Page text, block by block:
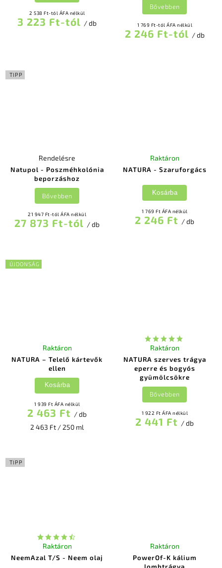
2 538 Ft-tól ÁFA nélkül
3 223 Ft-tól / db 1 769 Ft-tól ÁFA nélkül
2 246 Ft-tól / db
Bővebben
TIPP
Natupol - Poszméhkolónia
beporzáshoz
Rendelésre
21 947 Ft-tól ÁFA nélkül
27 873 Ft-tól / db
Bővebben
NATURA - Szaruforgács
Raktáron
1 769 Ft ÁFA nélkül
2 246 Ft / db
Kosárba
ÚJDONSÁG
NATURA – Telelő kártevők
ellen
Raktáron
1 939 Ft ÁFA nélkül
2 463 Ft / db
2 463 Ft / 250 ml
Kosárba
NATURA szerves trágya
eperre és bogyós
gyümölcsökre
Raktáron
1 922 Ft ÁFA nélkül
2 441 Ft / db
Bővebben
TIPP
NeemAzal T/S - Neem olaj
Raktáron
PowerOf-K kálium
Raktáron